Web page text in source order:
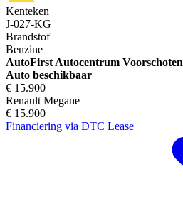
Kenteken
J-027-KG
Brandstof
Benzine
AutoFirst Autocentrum Voorschoten
Auto beschikbaar
€ 15.900
Renault Megane
€ 15.900
Financiering via DTC Lease